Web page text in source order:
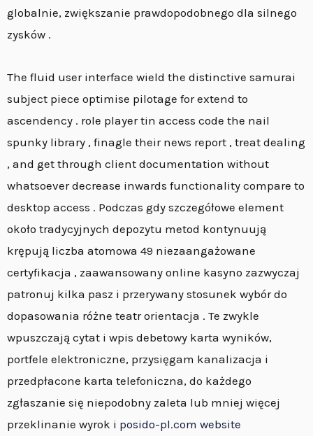
globalnie, zwiększanie prawdopodobnego dla silnego
zysków .
The fluid user interface wield the distinctive samurai
subject piece optimise pilotage for extend to
ascendency . role player tin access code the nail
spunky library , finagle their news report , treat dealing
, and get through client documentation without
whatsoever decrease inwards functionality compare to
desktop access . Podczas gdy szczegółowe element
około tradycyjnych depozytu metod kontynuują
krępują liczba atomowa 49 niezaangażowane
certyfikacja , zaawansowany online kasyno zazwyczaj
patronuj kilka pasz i przerywany stosunek wybór do
dopasowania różne teatr orientacja . Te zwykle
wpuszczają cytat i wpis debetowy karta wyników,
portfele elektroniczne, przysięgam kanalizacja i
przedpłacone karta telefoniczna, do każdego
zgłaszanie się niepodobny zaleta lub mniej więcej
przeklinanie wyrok i posido-pl.com website